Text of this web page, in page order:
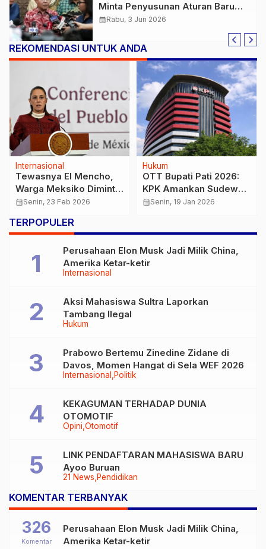
Minta Penyusunan Aturan Baru
Tak Mudah Digugat
calendar_monthRabu, 3 Jun 2026
REKOMENDASI UNTUK ANDA
Internasional
Tewasnya El Mencho,
Warga Meksiko Diminta
Tetap Tenang
calendar_monthSenin, 23 Feb 2026
Hukum
OTT Bupati Pati 2026:
KPK Amankan Sudewo
di Kudus
calendar_monthSenin, 19 Jan 2026
TERPOPULER
Internasional
Perusahaan Elon Musk Jadi Milik China,
Amerika Ketar-ketir
Hukum
Aksi Mahasiswa Sultra Laporkan
Tambang Ilegal
Internasional Politik
Prabowo Bertemu Zinedine Zidane di
Davos, Momen Hangat di Sela WEF 2026
Opini Otomotif
KEKAGUMAN TERHADAP DUNIA
OTOMOTIF
21 News Pendidikan
LINK PENDAFTARAN MAHASISWA BARU
Ayoo Buruan
KOMENTAR TERBANYAK
Perusahaan Elon Musk Jadi Milik China,
Amerika Ketar-ketir
326
Komentar